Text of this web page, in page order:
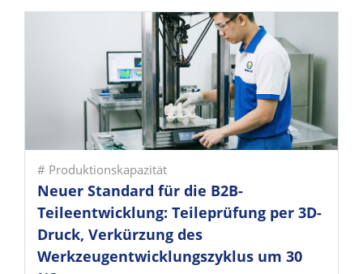
# Produktionskapazität
Neuer Standard für die B2B-
Teileentwicklung: Teileprüfung per 3D-
Druck, Verkürzung des
Werkzeugentwicklungszyklus um 30